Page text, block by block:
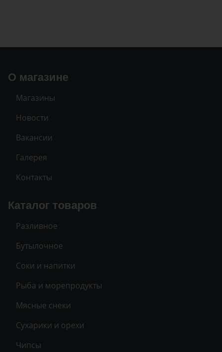
О магазине
Магазины
Новости
Вакансии
Галерея
Контакты
Каталог товаров
Разливное
Бутылочное
Соки и напитки
Рыба и морепродукты
Мясные снеки
Сухарики и орехи
Чипсы